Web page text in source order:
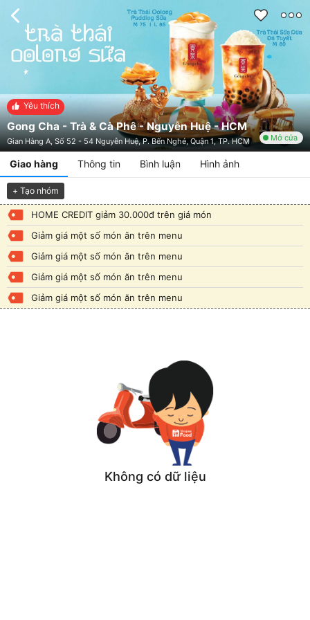
Yêu thích
Gong Cha - Trà & Cà Phê - Nguyễn Huệ - HCM
Gian Hàng A, Số 52 - 54 Nguyễn Huệ, P. Bến Nghé, Quận 1, TP. HCM Mở cửa
Giao hàng Thông tin Bình luận Hình ảnh
+ Tạo nhóm
HOME CREDIT giảm 30.000đ trên giá món
Giảm giá một số món ăn trên menu
Giảm giá một số món ăn trên menu
Giảm giá một số món ăn trên menu
Giảm giá một số món ăn trên menu
Không có dữ liệu